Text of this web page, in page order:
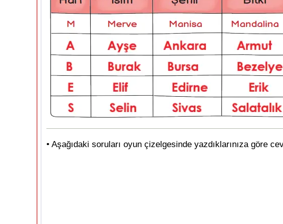
• Aşağıdaki soruları oyun çizelgesinde yazdıklarınıza göre